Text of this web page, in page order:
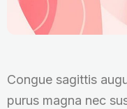
Congue sagittis
purus magna nec